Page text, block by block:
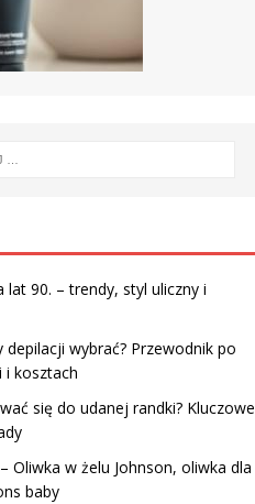
lat 90. – trendy, styl uliczny i
depilacji wybrać? Przewodnik po
i kosztach
się do udanej randki? Kluczowe
Oliwka w żelu Johnson, oliwka dla
baby